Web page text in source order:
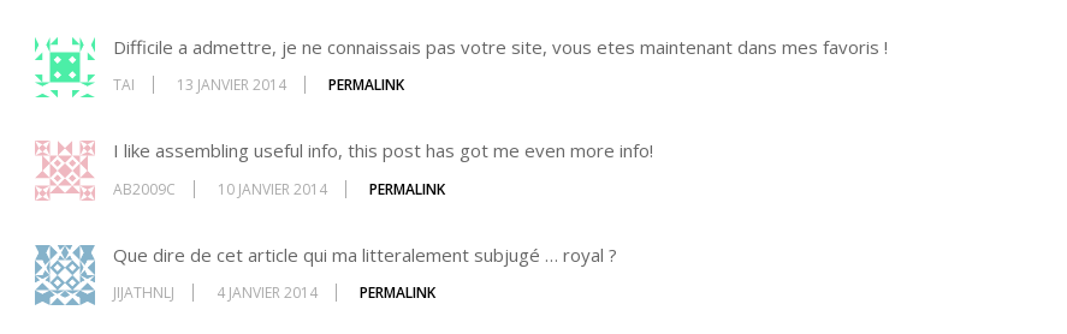
Difficile a admettre, je ne connaissais pas votre site, vous etes maintenant dans mes favoris !
TAI 13 JANVIER 2014 PERMALINK
I like assembling useful info, this post has got me even more info!
AB2009C 10 JANVIER 2014 PERMALINK
Que dire de cet article qui ma litteralement subjugé … royal ?
JIJATHNLJ 4 JANVIER 2014 PERMALINK